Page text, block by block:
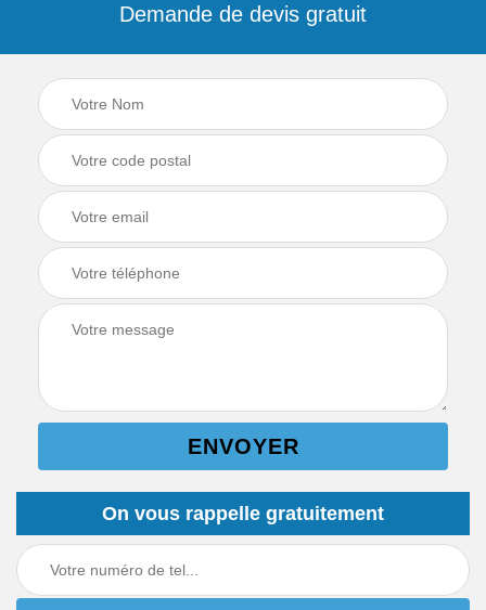
Demande de devis gratuit
On vous rappelle gratuitement